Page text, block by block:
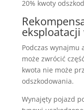
20% kwoty
eksploatacji
Podczas wynajmu
może zwrócić
kwota nie może
odszkodowania.
Wynajęty pojazd